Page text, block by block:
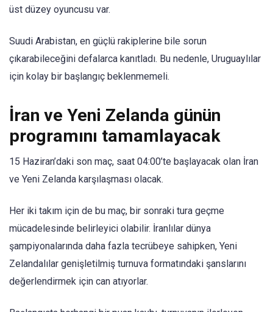
üst düzey oyuncusu var.
Suudi Arabistan, en güçlü rakiplerine bile sorun
çıkarabileceğini defalarca kanıtladı. Bu nedenle, Uruguaylılar
için kolay bir başlangıç ​​beklenmemeli.
İran ve Yeni Zelanda günün
programını tamamlayacak
15 Haziran’daki son maç, saat 04:00’te başlayacak olan İran
ve Yeni Zelanda karşılaşması olacak.
Her iki takım için de bu maç, bir sonraki tura geçme
mücadelesinde belirleyici olabilir. İranlılar dünya
şampiyonalarında daha fazla tecrübeye sahipken, Yeni
Zelandalılar genişletilmiş turnuva formatındaki şanslarını
değerlendirmek için can atıyorlar.